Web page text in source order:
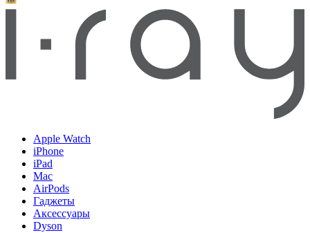
Apple Watch
iPhone
iPad
Mac
AirPods
Гаджеты
Аксессуары
Dyson